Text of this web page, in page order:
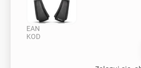
EAN
KOD